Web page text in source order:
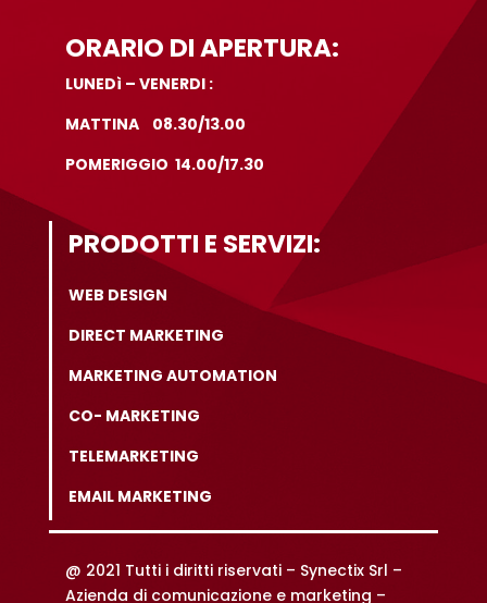
ORARIO DI APERTURA:
LUNEDì – VENERDI :
MATTINA 08.30/13.00
POMERIGGIO 14.00/17.30
PRODOTTI E SERVIZI:
WEB DESIGN
DIRECT MARKETING
MARKETING AUTOMATION
CO- MARKETING
TELEMARKETING
EMAIL MARKETING
@ 2021 Tutti i diritti riservati – Synectix Srl –
Azienda di comunicazione e marketing –